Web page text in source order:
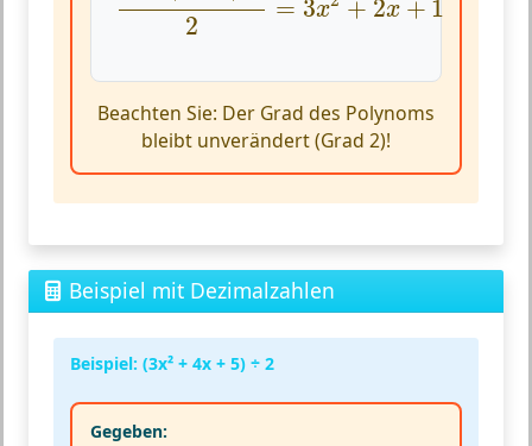
2
= 3x + 2x + 1
Beachten Sie: Der Grad des Polynoms
bleibt unverändert (Grad 2)!
Beispiel mit Dezimalzahlen
Beispiel: (3x² + 4x + 5) ÷ 2
Gegeben: